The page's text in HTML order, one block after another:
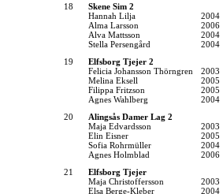
18
Skene Sim 2
Hannah Lilja
2004
Alma Larsson
2006
Alva Mattsson
2004
Stella Persengård
2004
19
Elfsborg Tjejer 2
Felicia Johansson Thörngren
2003
Melina Eksell
2005
Filippa Fritzson
2005
Agnes Wahlberg
2004
20
Alingsås Damer Lag 2
Maja Edvardsson
2003
Elin Eisner
2005
Sofia Rohrmüller
2004
Agnes Holmblad
2006
21
Elfsborg Tjejer
Maja Christoffersson
2003
Elsa Berge-Kleber
2004